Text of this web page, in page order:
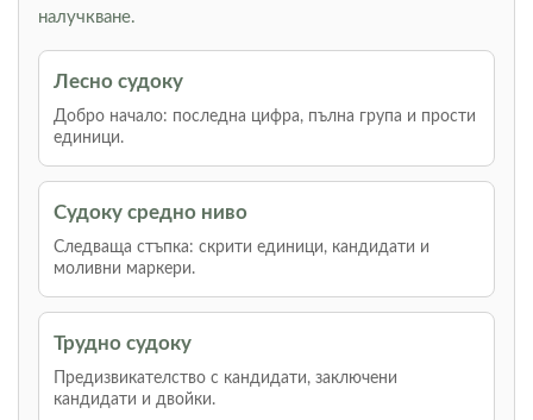
налучкване.
Лесно судоку
Добро начало: последна цифра, пълна група и прости
единици.
Судоку средно ниво
Следваща стъпка: скрити единици, кандидати и
моливни маркери.
Трудно судоку
Предизвикателство с кандидати, заключени
кандидати и двойки.